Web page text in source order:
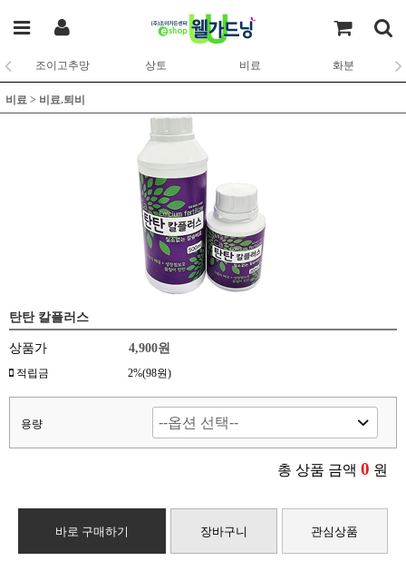
조이고추망 상토 비료 화분
비료 > 비료.퇴비
탄탄 칼플러스
상품가 4,900원
적립금 2%(98원)
용량
총 상품 금액 0 원
바로 구매하기 장바구니 관심상품